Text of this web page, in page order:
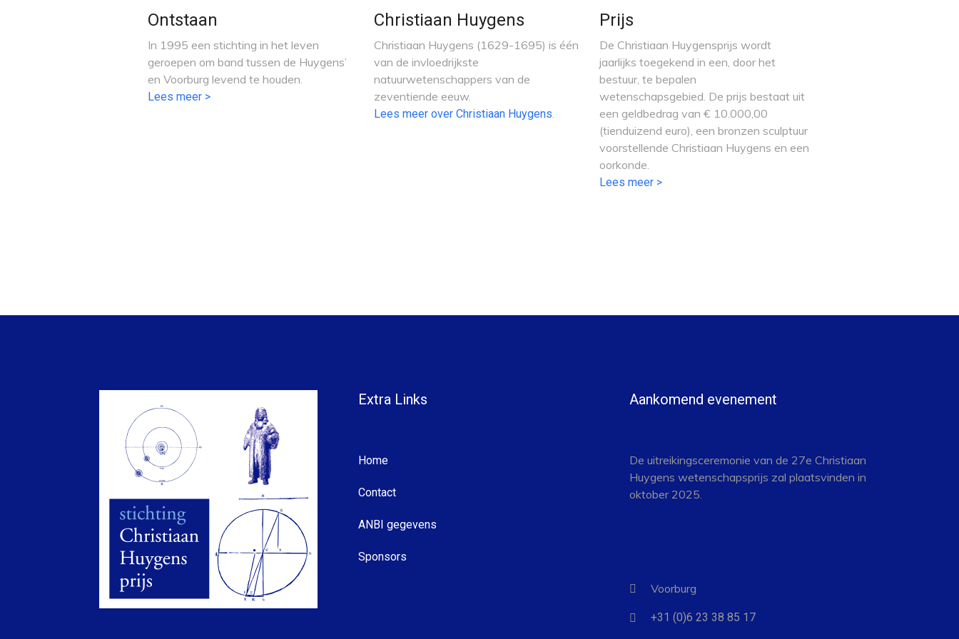
Ontstaan
In 1995 een stichting in het leven
geroepen om band tussen de Huygens’
en Voorburg levend te houden.
Lees meer >
Christiaan Huygens
Christiaan Huygens (1629-1695) is één
van de invloedrijkste
natuurwetenschappers van de
zeventiende eeuw.
Lees meer over Christiaan Huygens.
Prijs
De Christiaan Huygensprijs wordt
jaarlijks toegekend in een, door het
bestuur, te bepalen
wetenschapsgebied. De prijs bestaat uit
een geldbedrag van € 10.000,00
(tienduizend euro), een bronzen sculptuur
voorstellende Christiaan Huygens en een
oorkonde.
Lees meer >
Extra Links
Home
Contact
ANBI gegevens
Sponsors
Aankomend evenement
De uitreikingsceremonie van de 27e Christiaan
Huygens wetenschapsprijs zal plaatsvinden in
oktober 2025.
Voorburg
+31 (0)6 23 38 85 17